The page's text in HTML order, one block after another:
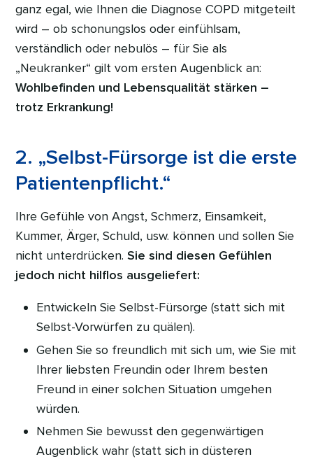
ganz egal, wie Ihnen die Diagnose COPD mitgeteilt
wird – ob schonungslos oder einfühlsam,
verständlich oder nebulös – für Sie als
„Neukranker“ gilt vom ersten Augenblick an:
Wohlbefinden und Lebensqualität stärken –
trotz Erkrankung!
2. „Selbst-Fürsorge ist die erste
Patientenpflicht.“
Ihre Gefühle von Angst, Schmerz, Einsamkeit,
Kummer, Ärger, Schuld, usw. können und sollen Sie
nicht unterdrücken.Sie sind diesen Gefühlen
jedoch nicht hilflos ausgeliefert:
Entwickeln Sie Selbst-Fürsorge (statt sich mit
Selbst-Vorwürfen zu quälen).
Gehen Sie so freundlich mit sich um, wie Sie mit
Ihrer liebsten Freundin oder Ihrem besten
Freund in einer solchen Situation umgehen
würden.
Nehmen Sie bewusst den gegenwärtigen
Augenblick wahr (statt sich in düsteren